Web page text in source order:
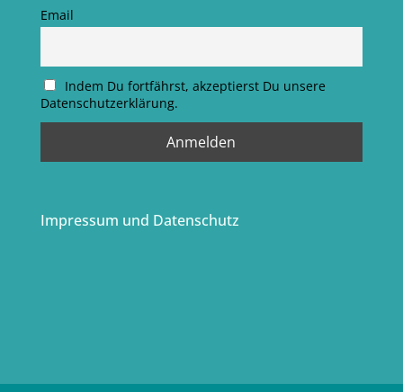
Email
Indem Du fortfährst, akzeptierst Du unsere
Datenschutzerklärung.
Impressum und Datenschutz